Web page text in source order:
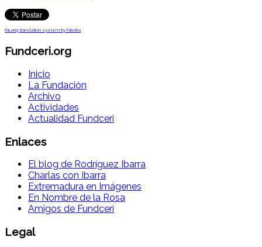
FaLang translation system by Faboba
Fundceri.org
Inicio
La Fundación
Archivo
Actividades
Actualidad Fundceri
Enlaces
El blog de Rodríguez Ibarra
Charlas con Ibarra
Extremadura en Imágenes
En Nombre de la Rosa
Amigos de Fundceri
Legal